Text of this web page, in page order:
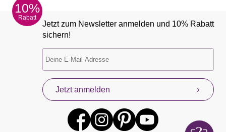
10%
Rabatt
Jetzt zum Newsletter anmelden und 10% Rabatt
sichern!
Jetzt anmelden